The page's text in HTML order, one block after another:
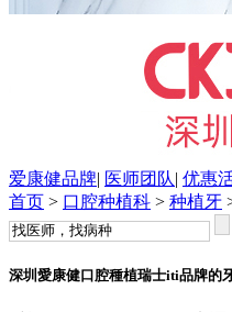
爱康健品牌| 医师团队| 优惠
首页 > 口腔种植科 > 种植牙
深圳愛康健口腔種植瑞士iti品牌的